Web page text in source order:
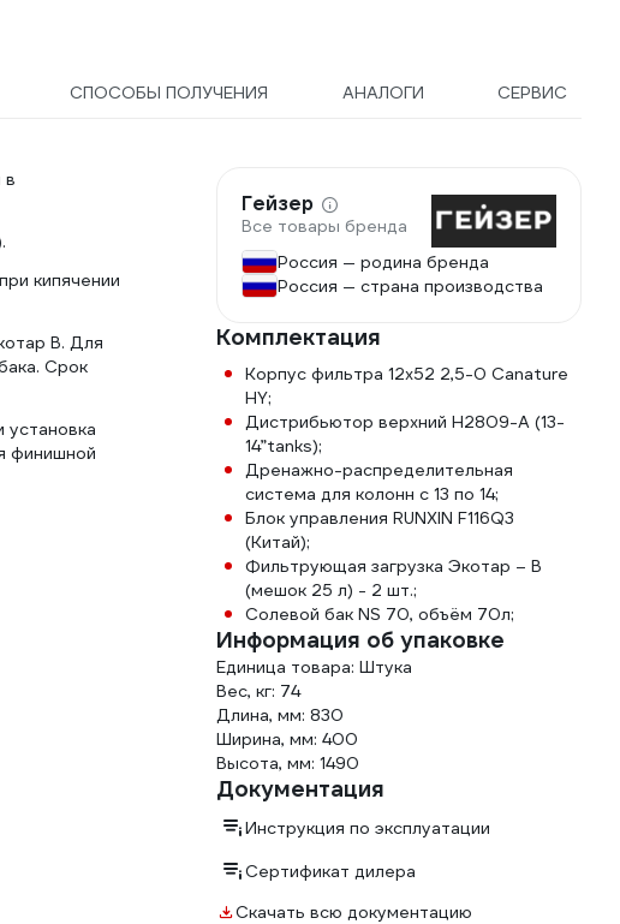
СПОСОБЫ ПОЛУЧЕНИЯ АНАЛОГИ СЕРВИС
в
кипячении
В. Для
Срок
финишной
Гейзер
Все товары бренда
Россия — родина бренда
Россия — страна производства
Комплектация
Корпус фильтра 12х52 2,5-0 Canature
HY;
Дистрибьютор верхний H2809-А (13-
14”tanks);
Дренажно-распределительная
система для колонн с 13 по 14;
Блок управления RUNXIN F116Q3
(Китай);
Фильтрующая загрузка Экотар – В
(мешок 25 л) - 2 шт.;
Солевой бак NS 70, объём 70л;
Информация об упаковке
Единица товара: Штука
Вес, кг: 74
Длина, мм: 830
Ширина, мм: 400
Высота, мм: 1490
Документация
Инструкция по эксплуатации
Сертификат дилера
Скачать всю документацию